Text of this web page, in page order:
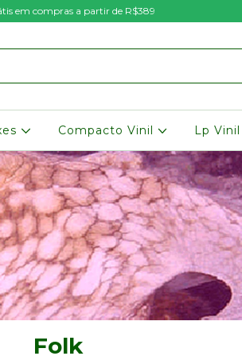
em compras a partir de R$389
Compacto Vinil Lp Vinil
Folk